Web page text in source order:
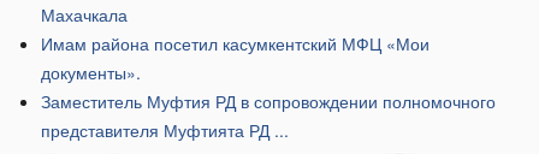
Махачкала
Имам района посетил касумкентский МФЦ «Мои
документы».
Заместитель Муфтия РД в сопровождении полномочного
представителя Муфтията РД ...